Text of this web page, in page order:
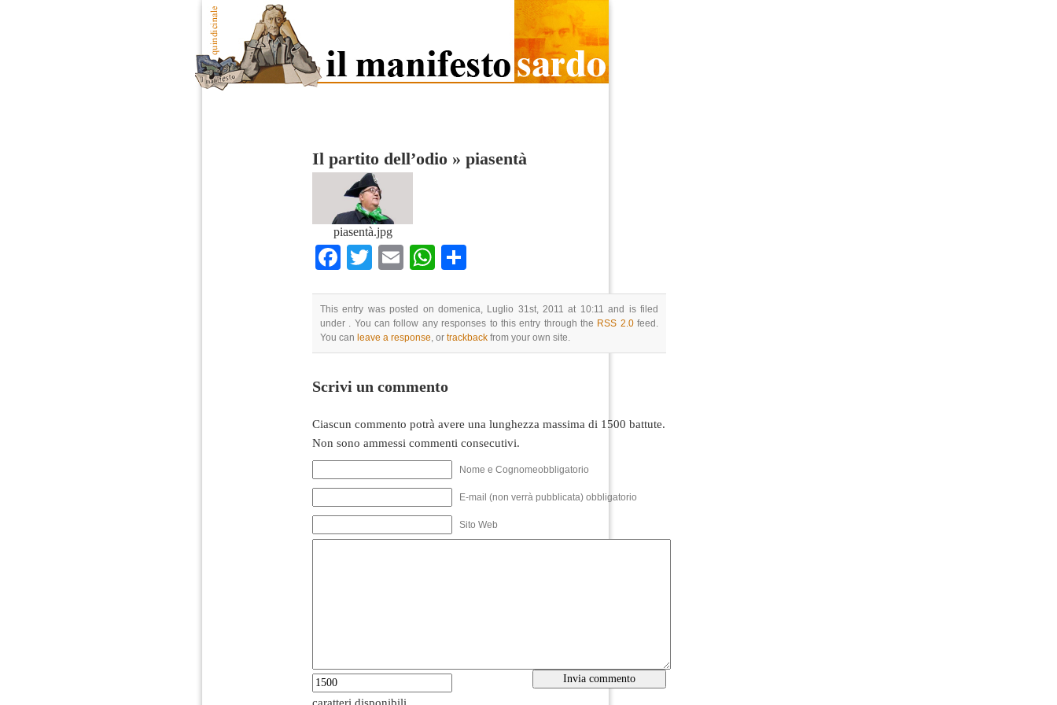
Il partito dell’odio » piasentà
piasentà.jpg
Facebook
TwitterEmailWhatsApp
This entry was posted on domenica, Luglio 31st, 2011 at 10:11 and is filed
under . You can follow any responses to this entry through the RSS 2.0feed.
You can leave a response, or trackback from your own site.
Scrivi un commento
Ciascun commento potrà avere una lunghezza massima di 1500 battute.
Non sono ammessi commenti consecutivi.
Nome e Cognomeobbligatorio
E-mail (non verrà pubblicata) obbligatorio
Sito Web